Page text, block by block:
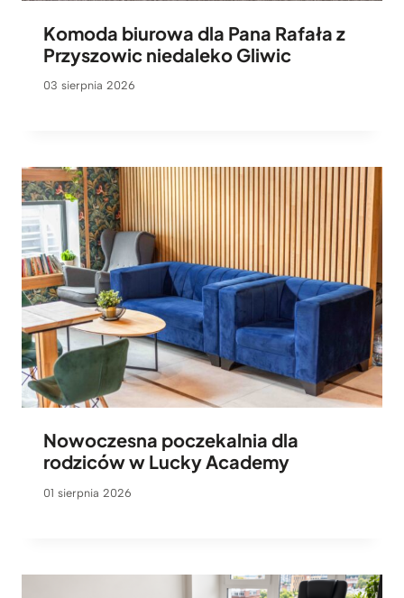
Komoda biurowa dla Pana Rafała z
Przyszowic niedaleko Gliwic
03 sierpnia 2026
Nowoczesna poczekalnia dla
rodziców w Lucky Academy
01 sierpnia 2026